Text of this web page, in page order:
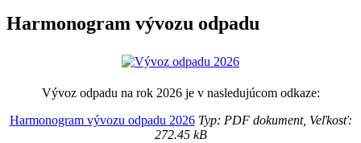
Harmonogram vývozu odpadu
Vývoz odpadu na rok 2026 je v nasledujúcom odkaze:
Harmonogram vývozu odpadu 2026Typ: PDF dokument, Veľkosť:
272.45 kB